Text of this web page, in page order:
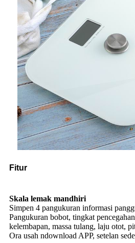
Fitur
Skala lemak mandhiri
Simpen 4 pangukuran informasi
Pangukuran bobot, tingkat
kelembapan, massa tulang, laju otot,
Ora usah ndownload APP, setelan